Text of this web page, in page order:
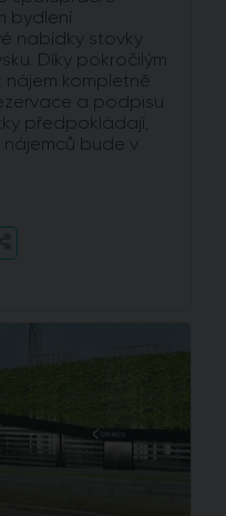
bydlení
nabídky stovky
Díky pokročilým
nájem kompletně
a podpisu
předpokládají,
bude v